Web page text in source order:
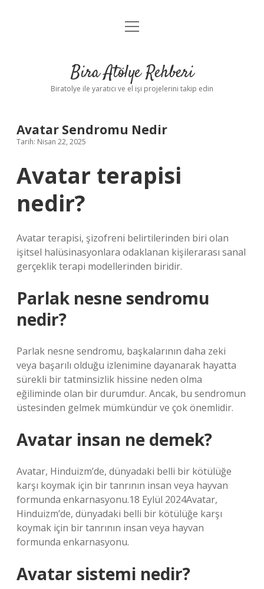
Anasayfa
Yasal Uyarı
menüyü
Bira Atölye Rehberi
Biratolye ile yaratıcı ve el işi projelerini takip edin
Avatar Sendromu Nedir
Tarih: Nisan 22, 2025
Avatar terapisi
nedir?
Avatar terapisi, şizofreni belirtilerinden biri olan
işitsel halüsinasyonlara odaklanan kişilerarası sanal
gerçeklik terapi modellerinden biridir.
Parlak nesne sendromu
nedir?
Parlak nesne sendromu, başkalarının daha zeki
veya başarılı olduğu izlenimine dayanarak hayatta
sürekli bir tatminsizlik hissine neden olma
eğiliminde olan bir durumdur. Ancak, bu sendromun
üstesinden gelmek mümkündür ve çok önemlidir.
Avatar insan ne demek?
Avatar, Hinduizm’de, dünyadaki belli bir kötülüğe
karşı koymak için bir tanrının insan veya hayvan
formunda enkarnasyonu.18 Eylül 2024Avatar,
Hinduizm’de, dünyadaki belli bir kötülüğe karşı
koymak için bir tanrının insan veya hayvan
formunda enkarnasyonu.
Avatar sistemi nedir?